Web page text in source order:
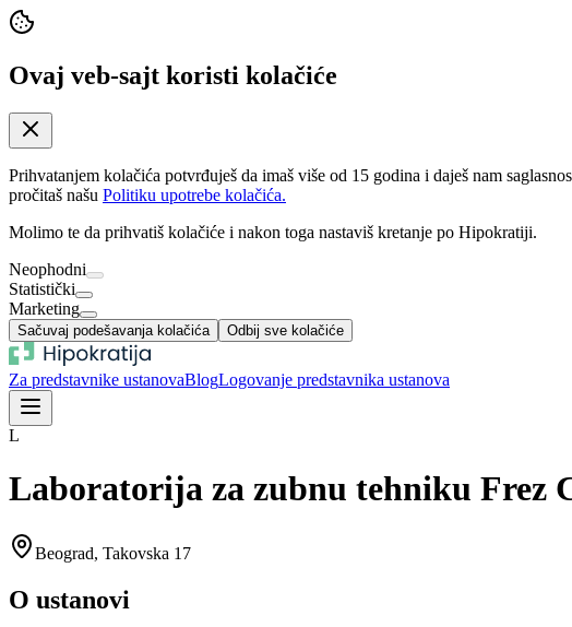
Ovaj veb-sajt koristi kolačiće
Prihvatanjem kolačića potvrđuješ da imaš više od 15 godina i daješ nam
pročitaš našu Politiku upotrebe kolačića.
Molimo te da prihvatiš kolačiće i nakon toga nastaviš kretanje po Hipokratiji.
Neophodni
Statistički
Marketing
Sačuvaj podešavanja kolačića Odbij sve kolačiće
Za predstavnike ustanovaBlogLogovanje predstavnika ustanova
L
Laboratorija za zubnu tehniku Frez
Beograd, Takovska 17
O ustanovi